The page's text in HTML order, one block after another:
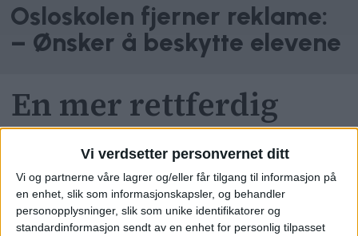
Vi verdsetter personvernet ditt
Vi og partnerne våre lagrer og/eller får tilgang til informasjon på
en enhet, slik som informasjonskapsler, og behandler
personopplysninger, slik som unike identifikatorer og
standardinformasjon sendt av en enhet for personlig tilpasset
Osloskolen fjerner reklame:
– Ønsker å beskytte elevene
En mer rettferdig
skole
I utgangspunktet er jo ikke gutter
dårligere på skolen enn jenter, men